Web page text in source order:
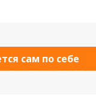
сам по себе